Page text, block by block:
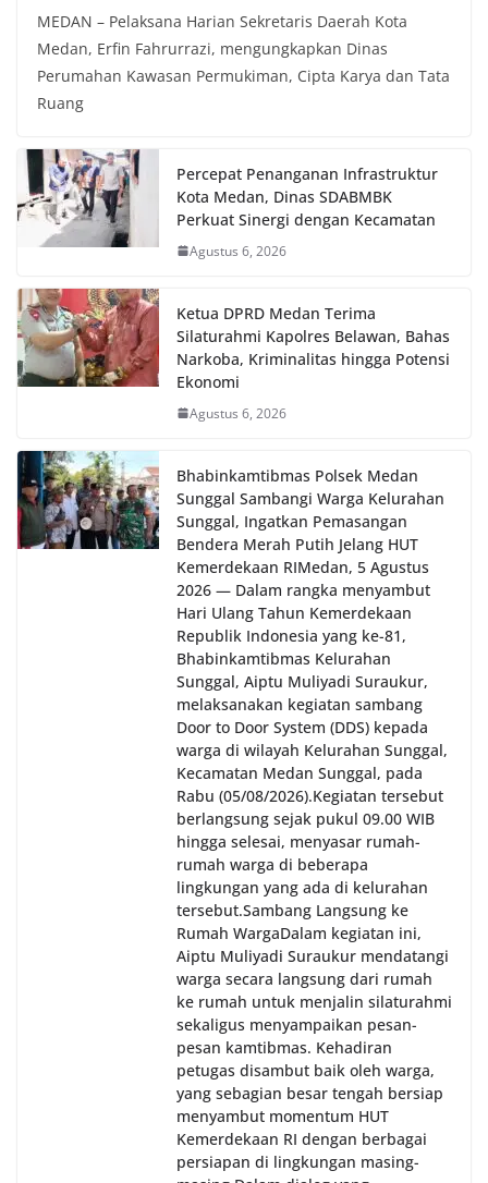
MEDAN – Pelaksana Harian Sekretaris Daerah Kota
Medan, Erfin Fahrurrazi, mengungkapkan Dinas
Perumahan Kawasan Permukiman, Cipta Karya dan Tata
Ruang
Percepat Penanganan Infrastruktur
Kota Medan, Dinas SDABMBK
Perkuat Sinergi dengan Kecamatan
Agustus 6, 2026
Ketua DPRD Medan Terima
Silaturahmi Kapolres Belawan, Bahas
Narkoba, Kriminalitas hingga Potensi
Ekonomi
Agustus 6, 2026
Bhabinkamtibmas Polsek Medan
Sunggal Sambangi Warga Kelurahan
Sunggal, Ingatkan Pemasangan
Bendera Merah Putih Jelang HUT
Kemerdekaan RI‎‎Medan, 5 Agustus
2026 — Dalam rangka menyambut
Hari Ulang Tahun Kemerdekaan
Republik Indonesia yang ke-81,
Bhabinkamtibmas Kelurahan
Sunggal, Aiptu Muliyadi Suraukur,
melaksanakan kegiatan sambang
Door to Door System (DDS) kepada
warga di wilayah Kelurahan Sunggal,
Kecamatan Medan Sunggal, pada
Rabu (05/08/2026).‎‎Kegiatan tersebut
berlangsung sejak pukul 09.00 WIB
hingga selesai, menyasar rumah-
rumah warga di beberapa
lingkungan yang ada di kelurahan
tersebut.‎Sambang Langsung ke
Rumah Warga‎Dalam kegiatan ini,
Aiptu Muliyadi Suraukur mendatangi
warga secara langsung dari rumah
ke rumah untuk menjalin silaturahmi
sekaligus menyampaikan pesan-
pesan kamtibmas. Kehadiran
petugas disambut baik oleh warga,
yang sebagian besar tengah bersiap
menyambut momentum HUT
Kemerdekaan RI dengan berbagai
persiapan di lingkungan masing-